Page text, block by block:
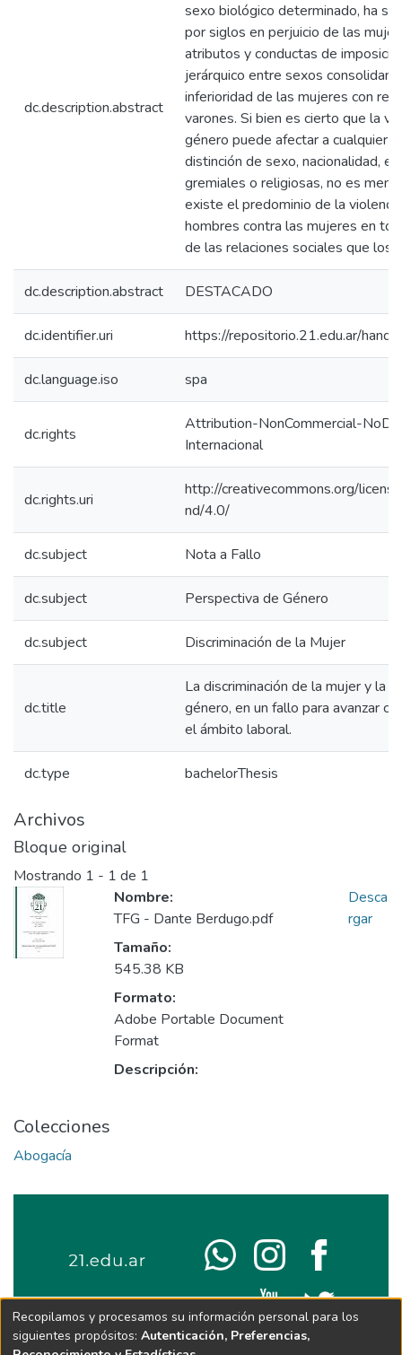
dc.description.abstract
sexo biológico determinado, ha
por siglos en perjuicio de las
atributos y conductas de
jerárquico entre sexos
inferioridad de las mujeres con
varones. Si bien es cierto que la
género puede afectar a cualquier
distinción de sexo, nacionalidad,
gremiales o religiosas, no es
existe el predominio de la
hombres contra las mujeres en
de las relaciones sociales que los
dc.description.abstract DESTACADO
dc.identifier.uri https://repositorio.21.edu.ar/
dc.language.iso spa
dc.rights
Attribution-NonCommercial-
Internacional
dc.rights.uri
http://creativecommons.org/
nd/4.0/
dc.subject Nota a Fallo
dc.subject Perspectiva de Género
dc.subject Discriminación de la Mujer
dc.title
La discriminación de la mujer y la
género, en un fallo para avanzar
el ámbito laboral.
dc.type bachelorThesis
Archivos
Bloque original
Mostrando 1 - 1 de 1
Nombre:
TFG - Dante Berdugo.pdf
Tamaño:
545.38 KB
Formato:
Adobe Portable Document
Format
Descripción:
Desca
rgar
Colecciones
Abogacía
Recopilamos y procesamos su información personal para los
siguientes propósitos: Autenticación, Preferencias,